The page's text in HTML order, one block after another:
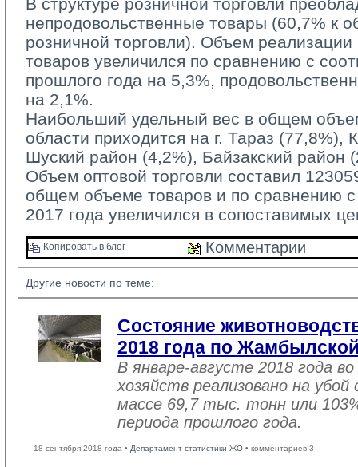
непродовольственные товары (60,7% к
розничной торговли). Объем
товаров увеличился по сравнению с
прошлого года на 5,3%,
на 2,1%.
Наибольший удельный вес в общем
области приходится на г. Тараз (77,8%),
Шуский район (4,2%), Байзакский район
Объем оптовой торговли составил
общем объеме товаров и по сравнению
2017 года увеличился в сопоставимых
Копировать в блог Комментарии
Другие новости по теме:
Состояние
2018 года по
В январе-августе 2018 года
хозяйств реализовано на
массе 69,7 тыс. тонн или
периода прошлого года.
18 сентября 2018 года • Департамент статистики ЖО • комментариев 3